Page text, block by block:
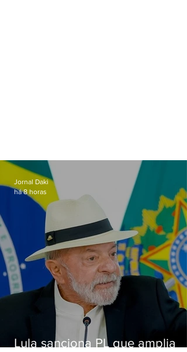
Lula sanciona PL que amplia
Jornal Daki
há 8 horas